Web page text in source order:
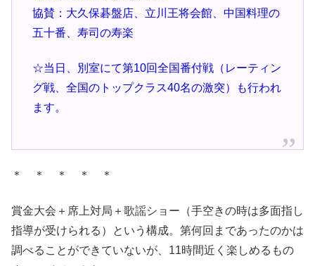
協賛：大久保碁盤店、立川王将会館、中国料理の
五十番、寿司の寿楽
☆当日、別室にて第10回全国番付戦（レーティン
グ戦、全国のトップクラス40名の激突）も行われ
ます。
＊ ＊ ＊ ＊ ＊
賞金大会＋席上対局＋歌謡ショー（手空きの時は多面指し
指導が受けられる）という構成。第何回まであったのかは
調べることができていないが、11時間近く楽しめるもの